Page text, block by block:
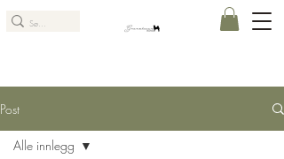
Post
Alle innlegg